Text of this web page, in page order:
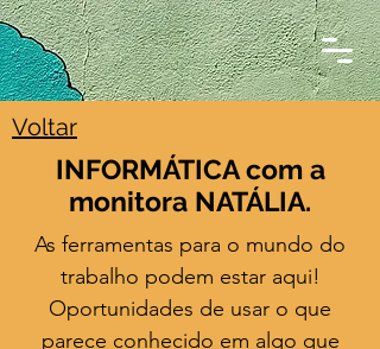
Voltar
INFORMÁTICA com a
monitora NATÁLIA.
As ferramentas para o mundo do
trabalho podem estar aqui!
Oportunidades de usar o que
parece conhecido em algo que